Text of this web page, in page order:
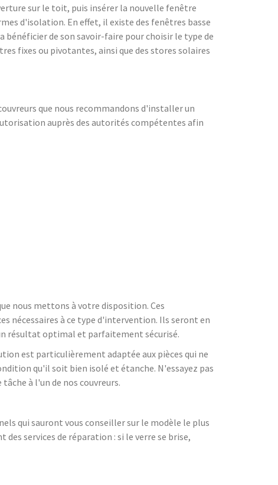
sur le toit, puis insérer la nouvelle fenêtre
d'isolation. En effet, il existe des fenêtres basse
de son savoir-faire pour choisir le type de
fixes ou pivotantes, ainsi que des stores solaires
que nous recommandons d'installer un
auprès des autorités compétentes afin
nous mettons à votre disposition. Ces
nécessaires à ce type d'intervention. Ils seront en
résultat optimal et parfaitement sécurisé.
est particulièrement adaptée aux pièces qui ne
qu'il soit bien isolé et étanche. N'essayez pas
à l'un de nos couvreurs.
qui sauront vous conseiller sur le modèle le plus
services de réparation : si le verre se brise,